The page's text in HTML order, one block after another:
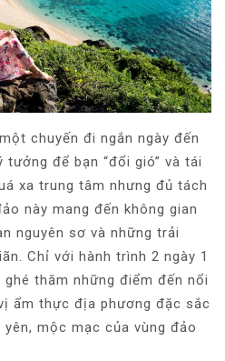
chuyến đi ngắn ngày đến
tưởng để bạn “đổi gió” và tái
xa trung tâm nhưng đủ tách
này mang đến không gian
nguyên sơ và những trải
Chỉ với hành trình 2 ngày 1
thăm những điểm đến nổi
ẩm thực địa phương đặc sắc
mộc mạc của vùng đảo